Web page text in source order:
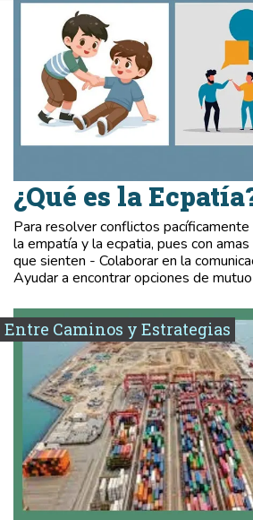
¿Qué es la
Para resolver conflictos
la empatía y la ecpatia, pues con
que sienten - Colaborar en la
Ayudar a encontrar opciones de
Entre Caminos y Estrategias